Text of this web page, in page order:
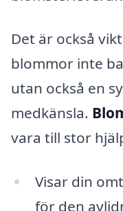
Det är också
blommor inte
utan också en
medkänsla.
vara till stor
Visar din
för den